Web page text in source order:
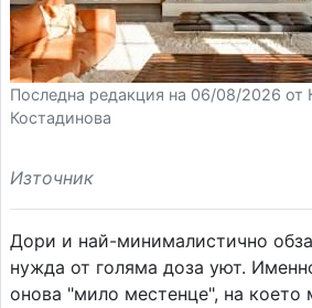
Последна редакция на 06/08/2026 от
Костадинова
Източник
Дори и най-минималистично
нужда от голяма доза уют.
онова "мило местенце", на